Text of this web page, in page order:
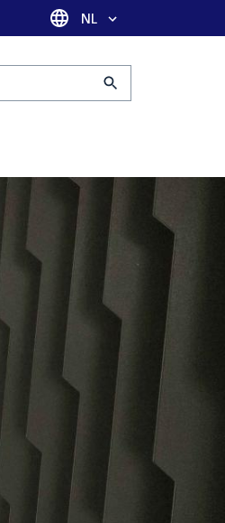
Taal selectie
NL